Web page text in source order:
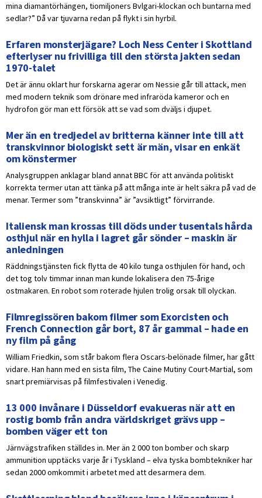
mina diamantörhängen, tiomiljoners Bvlgari-klockan och buntarna med
sedlar?” Då var tjuvarna redan på flykt i sin hyrbil.
Erfaren monsterjägare? Loch Ness Center i Skottland
efterlyser nu frivilliga till den största jakten sedan
1970-talet
Det är ännu oklart hur forskarna agerar om Nessie går till attack, men
med modern teknik som drönare med infraröda kameror och en
hydrofon gör man ett försök att se vad som dväljs i djupet.
Mer än en tredjedel av britterna känner inte till att
transkvinnor biologiskt sett är män, visar en enkät
om könstermer
Analysgruppen anklagar bland annat BBC för att använda politiskt
korrekta termer utan att tänka på att många inte är helt säkra på vad de
menar. Termer som ”transkvinna” är ”avsiktligt” förvirrande.
Italiensk man krossas till döds under tusentals hårda
osthjul när en hylla i lagret går sönder – maskin är
anledningen
Räddningstjänsten fick flytta de 40 kilo tunga osthjulen för hand, och
det tog tolv timmar innan man kunde lokalisera den 75-årige
ostmakaren. En robot som roterade hjulen trolig orsak till olyckan.
Filmregissören bakom filmer som Exorcisten och
French Connection går bort, 87 år gammal – hade en
ny film på gång
William Friedkin, som står bakom flera Oscars-belönade filmer, har gått
vidare. Han hann med en sista film, The Caine Mutiny Court-Martial, som
snart premiärvisas på filmfestivalen i Venedig.
13 000 invånare i Düsseldorf evakueras när att en
rostig bomb från andra världskriget grävs upp –
bomben väger ett ton
Järnvägstrafiken ställdes in. Mer än 2 000 ton bomber och skarp
ammunition upptäcks varje år i Tyskland – elva tyska bombtekniker har
sedan 2000 omkommit i arbetet med att desarmera dem.